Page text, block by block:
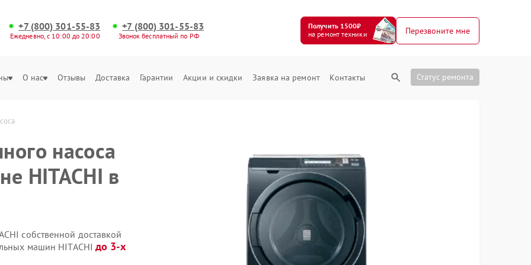
+7 (800) 301-55-83
Ежедневно, с 10:00 до 20:00
+7 (800) 301-55-83
Звонок бесплатный по РФ
Получить 1500₽
на ремонт техники
Перезвоните мне
О нас Отзывы Доставка Гарантии Акции и скидки Заявка на ремонт Контакты Статус ремонта
насоса
HITACHI в
собственной доставкой
машин HITACHI до 3-х